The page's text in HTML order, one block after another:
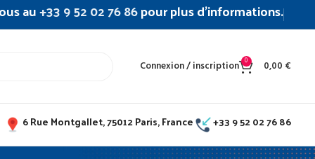
au+33 9 52 02 76 86pour plus d’informations.
Connexion / inscription 0 0,00 €
6 Rue Montgallet, 75012 Paris, France +33 9 52 02 76 86